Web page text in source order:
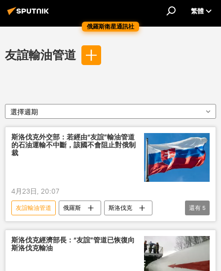
俄羅斯衛星通訊社
繁體
友誼輸油管道
選擇週期
斯洛伐克外交部：若經由“友誼”輸油管道
的石油運輸不中斷，該國不會阻止對俄制
裁
4月23日, 20:07
友誼輸油管道 俄羅斯
斯洛伐克
歐盟
制裁 石油
烏克蘭
匈牙利
還有 5
斯洛伐克經濟部長：“友誼”管道已恢復向
斯洛伐克輸油